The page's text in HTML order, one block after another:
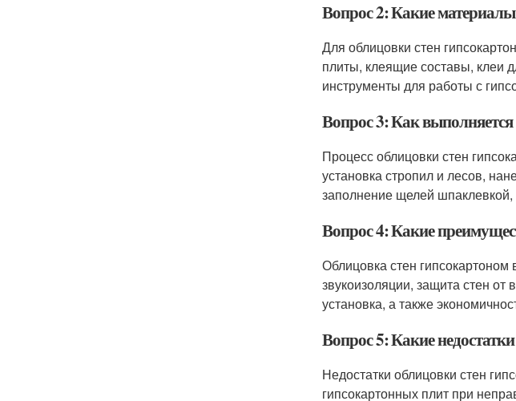
Вопрос 2: Какие
Для облицовки стен
плиты, клеящие составы, клеи
инструменты для работы с
Вопрос 3: Как
Процесс облицовки стен
установка стропил и лесов,
заполнение щелей
Вопрос 4: Какие
Облицовка стен
звукоизоляции, защита стен
установка, а также
Вопрос 5: Какие
Недостатки облицовки стен
гипсокартонных плит при